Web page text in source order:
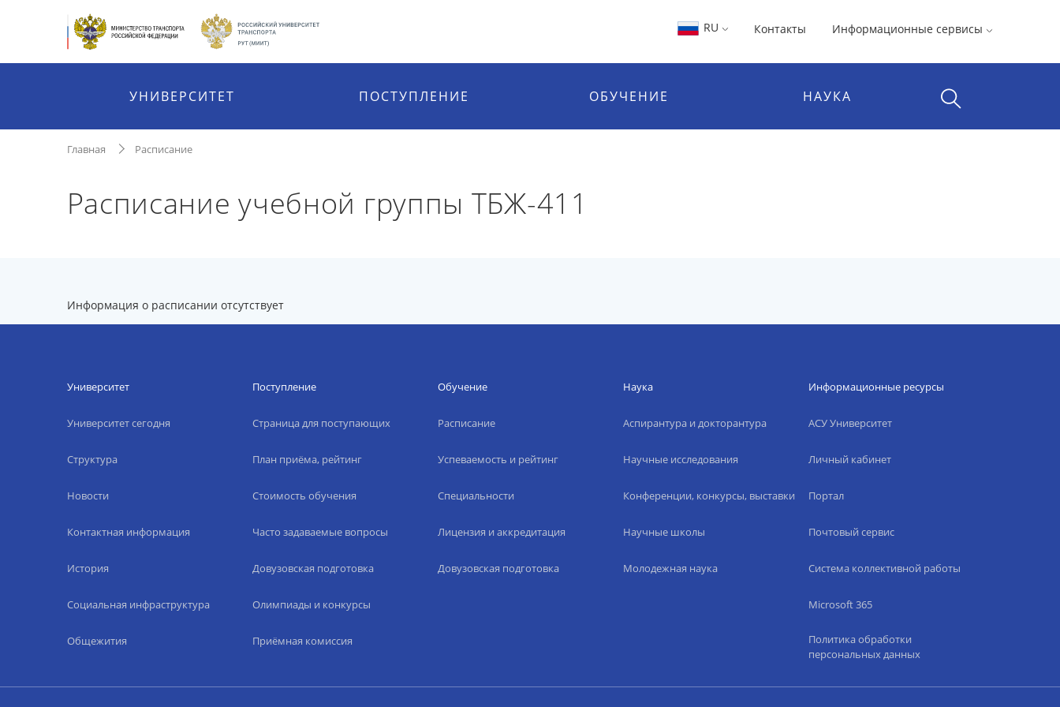
RU Контакты Информационные сервисы
УНИВЕРСИТЕТ ПОСТУПЛЕНИЕ ОБУЧЕНИЕ НАУКА
Главная Расписание
Расписание учебной группы ТБЖ-411
Информация о расписании отсутствует
Университет
Университет сегодня
Структура
Новости
Контактная информация
История
Социальная инфраструктура
Общежития
Поступление
Страница для поступающих
План приёма, рейтинг
Стоимость обучения
Часто задаваемые вопросы
Довузовская подготовка
Олимпиады и конкурсы
Приёмная комиссия
Обучение
Расписание
Успеваемость и рейтинг
Специальности
Лицензия и аккредитация
Довузовская подготовка
Наука
Аспирантура и докторантура
Научные исследования
Конференции, конкурсы, выставки
Научные школы
Молодежная наука
Информационные ресурсы
АСУ Университет
Личный кабинет
Портал
Почтовый сервис
Система коллективной работы
Microsoft 365
Политика обработки
персональных данных